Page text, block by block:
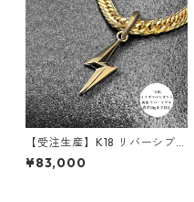
【受注生産】K18 リバーシブル
ペンダント | 雷-INAZUMA- |
地金タイプ| 30g喜平まで対応
¥83,000